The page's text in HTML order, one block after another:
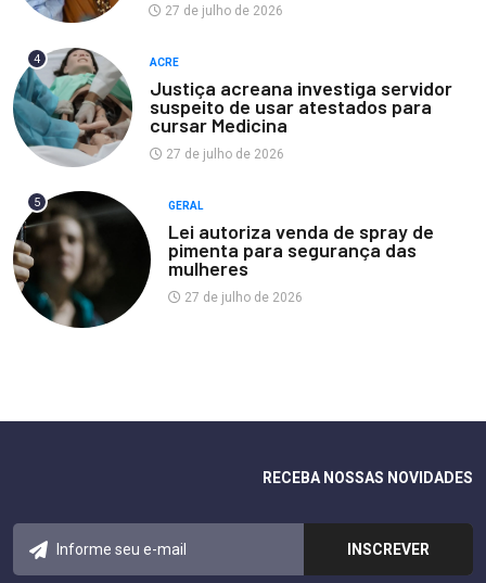
27 de julho de 2026
4 ACRE
Justiça acreana investiga servidor
suspeito de usar atestados para
cursar Medicina
27 de julho de 2026
5 GERAL
Lei autoriza venda de spray de
pimenta para segurança das
mulheres
27 de julho de 2026
RECEBA NOSSAS NOVIDADES